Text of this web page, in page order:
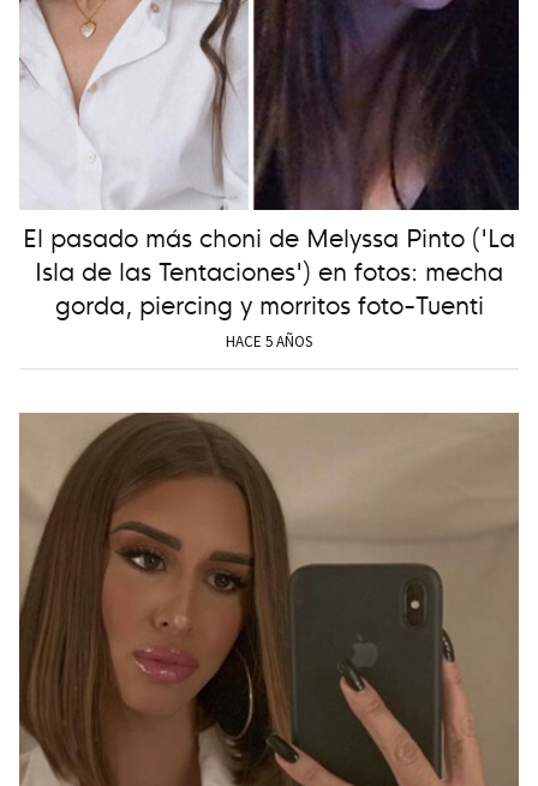
El pasado más choni de Melyssa Pinto ('La
Isla de las Tentaciones') en fotos: mecha
gorda, piercing y morritos foto-Tuenti
HACE 5 AÑOS